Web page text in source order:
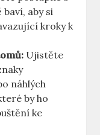
aby si
kroky k
Ujistěte
náhlých
by ho
ke